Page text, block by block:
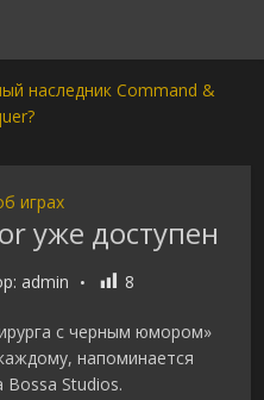
играх
уже доступен
admin 8
с черным юмором»
напоминается
Bossa Studios.